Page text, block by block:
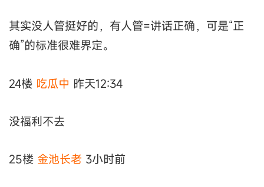
其实没人管挺好的，有人管=讲话正确，可是“正
确”的标准很难界定。
24楼 吃瓜中 昨天12:34
没福利不去
25楼 金池长老 3小时前